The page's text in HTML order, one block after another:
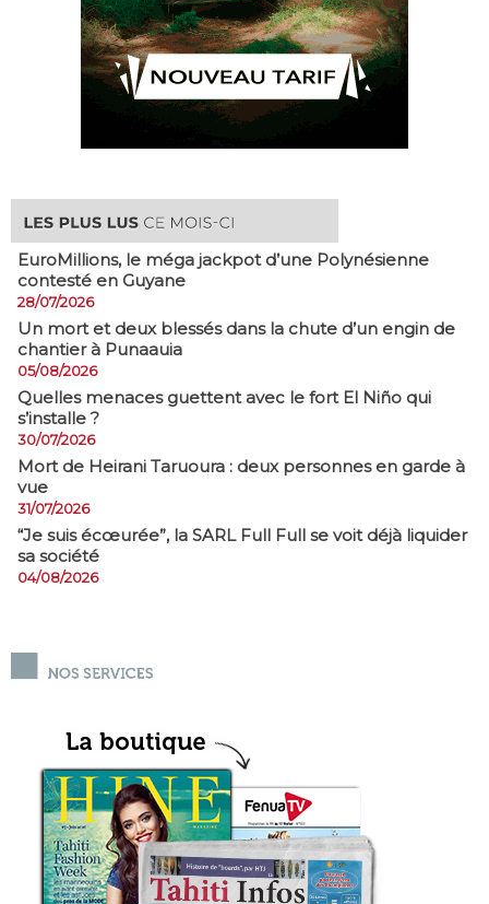
EuroMillions, ​le méga jackpot d’une Polynésienne
contesté en Guyane
28/07/2026
​Un mort et deux blessés dans la chute d’un engin de
chantier à Punaauia
05/08/2026
Quelles menaces guettent avec le fort El Niño qui
s’installe ?
30/07/2026
Mort de Heirani Taruoura : deux personnes en garde à
vue
31/07/2026
​“Je suis écœurée”, la SARL Full Full se voit déjà liquider
sa société
04/08/2026